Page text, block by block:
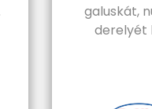
galuskát,
derelyét